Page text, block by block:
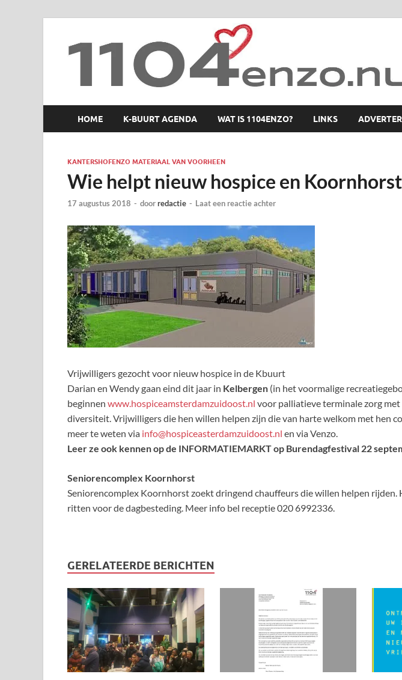
1104 en zo
HOME K-BUURT AGENDA WAT IS 1104ENZO? LINKS
KANTERSHOFENZO MATERIAAL VAN VOORHEEN
Wie helpt nieuw hospice en
17 augustus 2018 - doorredactie - Laat een reactie achter
Vrijwilligers gezocht voor nieuw hospice in de Kbuurt
Darian en Wendy gaan eind dit jaar in Kelbergen (in het voormalige
beginnen www.hospiceamsterdamzuidoost.nl voor palliatieve terminale zorg
diversiteit. Vrijwilligers die hen willen helpen zijn die van harte welkom met hen
meer te weten via info@hospiceasterdamzuidoost.nl en via Venzo.
Leer ze ook kennen op de INFORMATIEMARKT op Burendagfestival 22
Seniorencomplex Koornhorst
Seniorencomplex Koornhorst zoekt dringend chauffeurs die willen helpen rijden.
ritten voor de dagbesteding. Meer info bel receptie 020 6992336.
GERELATEERDE BERICHTEN